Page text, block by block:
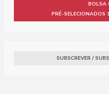
BOLSA
PRÉ-SELECIONADOS
SUBSCREVER /